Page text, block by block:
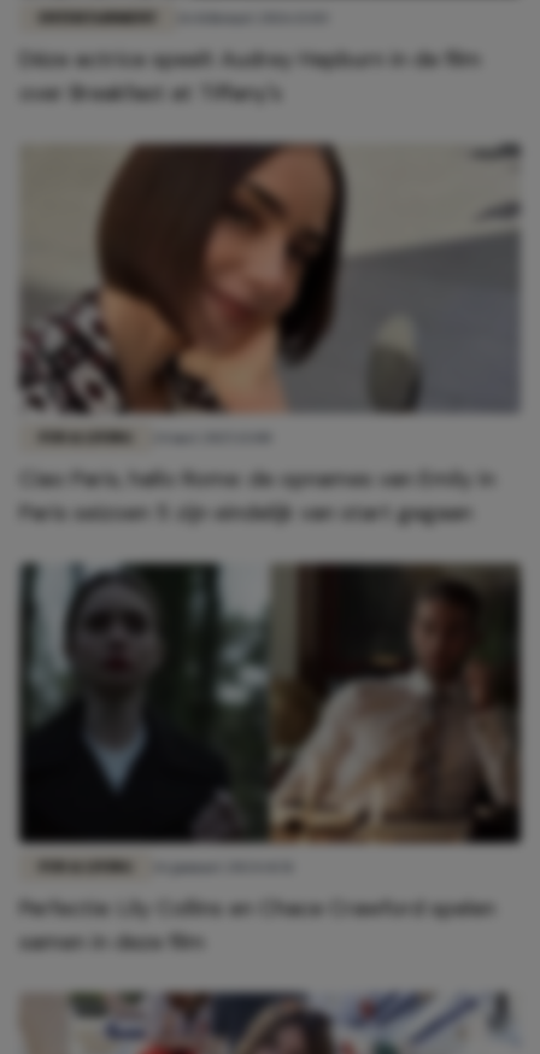
Déze actrice speelt Audrey Hepburn in de film
over Breakfast at Tiffany's
Ciao Paris, hallo Rome: de opnames van Emily in
Paris seizoen 5 zijn eindelijk van start gegaan
Perfectie: Lily Collins en Chace Crawford spelen
samen in deze film